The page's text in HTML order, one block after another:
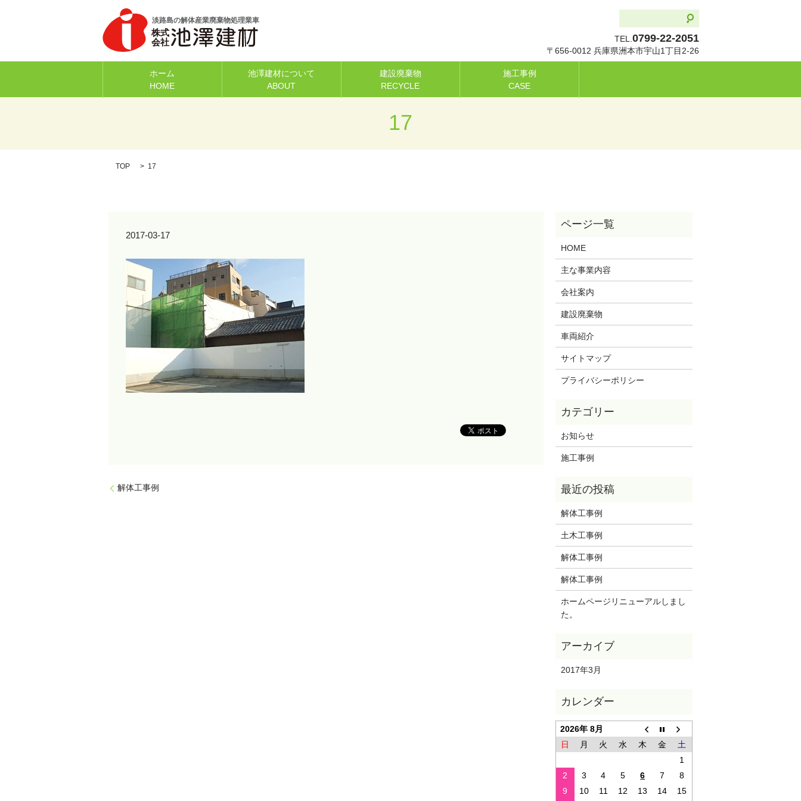
TEL. 0799-22-2051
〒656-0012 兵庫県洲本市宇山1丁目2-26
ホーム
HOME
池澤建材について
ABOUT
建設廃棄物
RECYCLE
施工事例
CASE
17
TOP 17
2017-03-17
解体工事例
HOME
主な事業内容
会社案内
建設廃棄物
車両紹介
サイトマップ
プライバシーポリシー
お知らせ
施工事例
解体工事例
土木工事例
解体工事例
解体工事例
ホームページリニューアルしまし
た。
2017年3月
2026年 8月
日
月 火 水 木 金
土
1
2
3 4 5 6 7
8
9
10 11 12 13 14 15